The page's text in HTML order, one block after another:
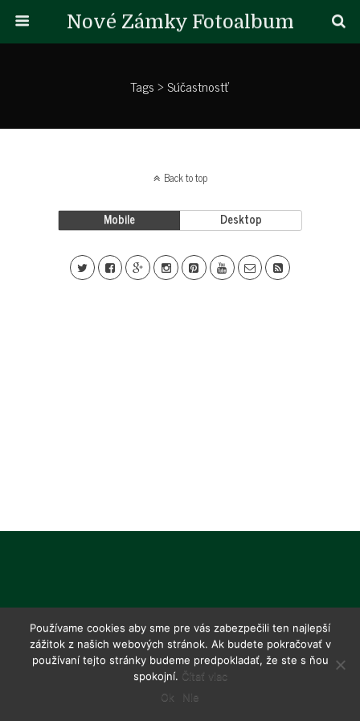
Nové Zámky Fotoalbum
Tags › Súčastnostť
Back to top
Mobile Desktop
Používame cookies aby sme pre vás zabezpečili ten najlepší
zážitok z našich webových stránok. Ak budete pokračovať v
používaní tejto stránky budeme predpokladať, že ste s ňou
spokojní. Čítať viac
Ok
Nie